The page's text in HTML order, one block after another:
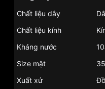
Chất liệu dây
Chất liệu kính
Kháng nước
Size mặt
Xuất xứ